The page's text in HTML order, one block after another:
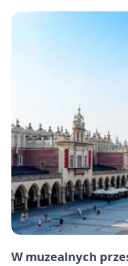
W muzealnych